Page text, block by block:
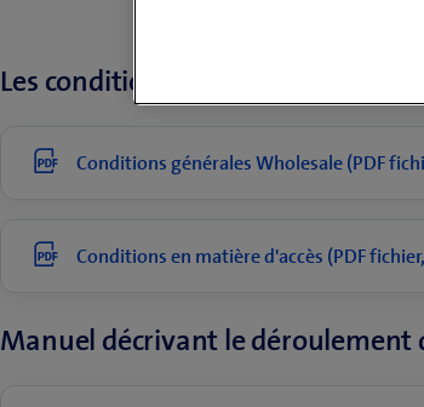
Les conditions générales
Conditions générales Wholesale (PDF
Conditions en matière d'accès (PDF
Manuel décrivant le déroulement